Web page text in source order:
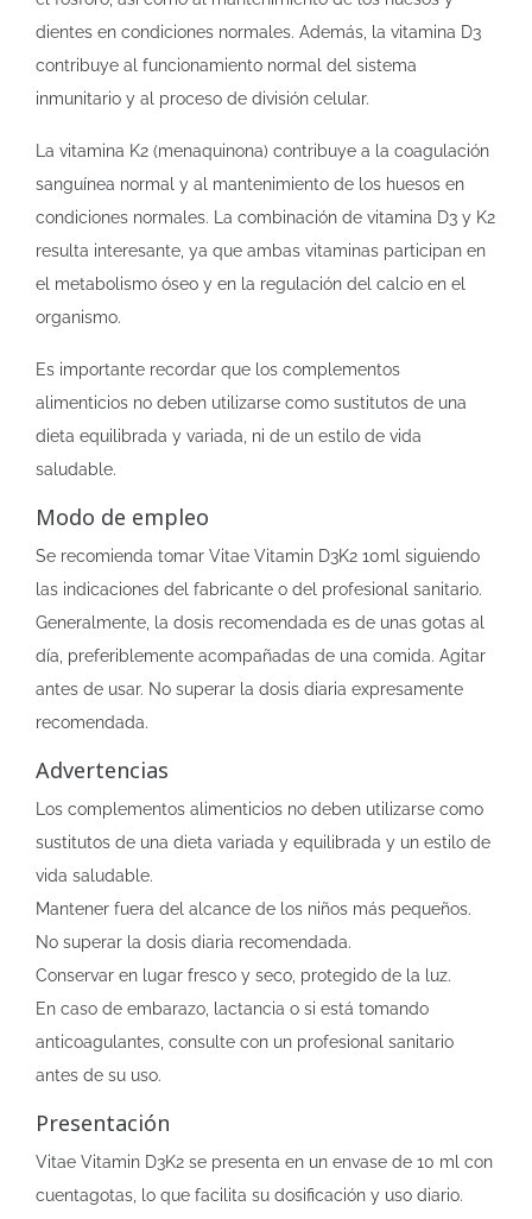
dientes en condiciones normales. Además, la vitamina D3
contribuye al funcionamiento normal del sistema
inmunitario y al proceso de división celular.
La vitamina K2 (menaquinona) contribuye a la coagulación
sanguínea normal y al mantenimiento de los huesos en
condiciones normales. La combinación de vitamina D3 y K2
resulta interesante, ya que ambas vitaminas participan en
el metabolismo óseo y en la regulación del calcio en el
organismo.
Es importante recordar que los complementos
alimenticios no deben utilizarse como sustitutos de una
dieta equilibrada y variada, ni de un estilo de vida
saludable.
Modo de empleo
Se recomienda tomar Vitae Vitamin D3K2 10ml siguiendo
las indicaciones del fabricante o del profesional sanitario.
Generalmente, la dosis recomendada es de unas gotas al
día, preferiblemente acompañadas de una comida. Agitar
antes de usar. No superar la dosis diaria expresamente
recomendada.
Advertencias
Los complementos alimenticios no deben utilizarse como
sustitutos de una dieta variada y equilibrada y un estilo de
vida saludable.
Mantener fuera del alcance de los niños más pequeños.
No superar la dosis diaria recomendada.
Conservar en lugar fresco y seco, protegido de la luz.
En caso de embarazo, lactancia o si está tomando
anticoagulantes, consulte con un profesional sanitario
antes de su uso.
Presentación
Vitae Vitamin D3K2 se presenta en un envase de 10 ml con
cuentagotas, lo que facilita su dosificación y uso diario.